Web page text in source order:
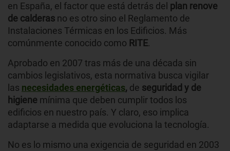
en España, el factor que está detrás del plan renove
de calderas no es otro sino el Reglamento de
Instalaciones Térmicas en los Edificios. Más
comúnmente conocido como RITE.
Aprobado en 2007 tras más de una década sin
cambios legislativos, esta normativa busca vigilar
las necesidades energéticas, de seguridad y de
higiene mínima que deben cumplir todos los
edificios en nuestro país. Y claro, eso implica
adaptarse a medida que evoluciona la tecnología.
No es lo mismo una exigencia de seguridad en 2003